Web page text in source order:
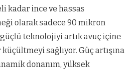
kadar ince ve hassas
olarak sadece 90 mikron
teknolojiyi artık avuç içine
sağlıyor. Güç artışına
donanım, yüksek